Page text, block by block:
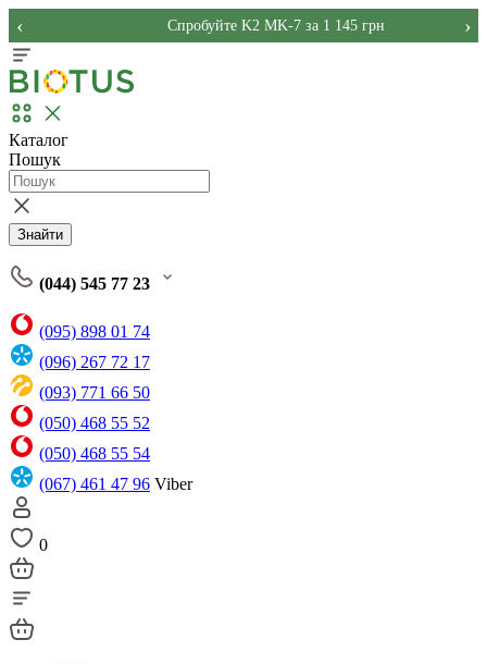
Спробуйте K2 MK-7 за 1 145 грн
‹ ›
Каталог
Пошук
Знайти
(044) 545 77 23
(095) 898 01 74
(096) 267 72 17
(093) 771 66 50
(050) 468 55 52
(050) 468 55 54
(067) 461 47 96 Viber
0